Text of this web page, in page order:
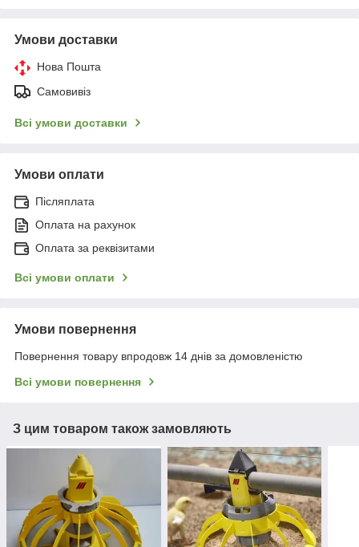
Умови доставки
Нова Пошта
Самовивіз
Всі умови доставки
Умови оплати
Післяплата
Оплата на рахунок
Оплата за реквізитами
Всі умови оплати
Умови повернення
Повернення товару впродовж 14 днів за домовленістю
Всі умови повернення
З цим товаром також замовляють